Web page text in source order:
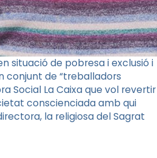
situació de pobresa i exclusió i
conjunt de “treballadors
Social La Caixa que vol revertir
conscienciada amb qui
la religiosa del Sagrat